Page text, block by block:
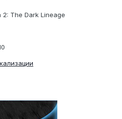
2: The Dark Lineage